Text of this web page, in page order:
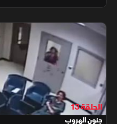
الحلقة 13
جنون الهروب